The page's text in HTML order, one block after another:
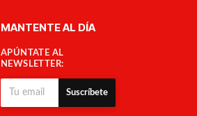
MANTENTE AL DÍA
APÚNTATE AL
NEWSLETTER:
Suscríbete